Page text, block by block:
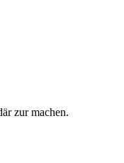
zur machen.